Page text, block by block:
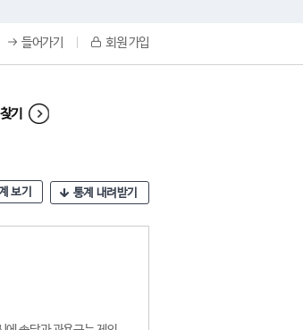
들어가기 회원 가입
기
보기 통계 내려받기